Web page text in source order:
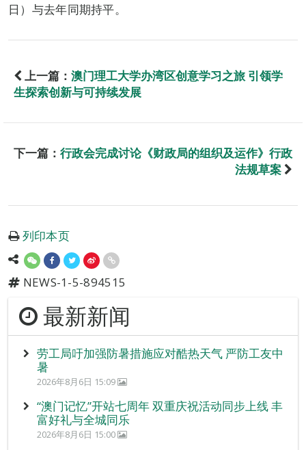
日）与去年同期持平。
上一篇： 澳门理工大学办湾区创意学习之旅 引领学
生探索创新与可持续发展
下一篇： 行政会完成讨论《财政局的组织及运作》行政
法规草案
列印本页
NEWS-1-5-894515
最新新闻
劳工局吁加强防暑措施应对酷热天气 严防工友中
暑
2026年8月6日 15:09
“澳门记忆”开站七周年 双重庆祝活动同步上线 丰
富好礼与全城同乐
2026年8月6日 15:00